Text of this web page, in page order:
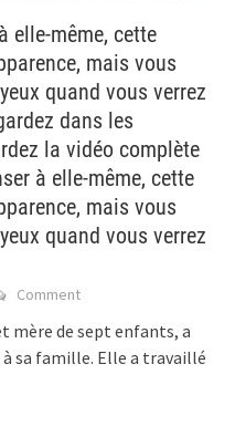
elle-même, cette
mais vous
quand vous verrez
dans les
la vidéo complète
à elle-même, cette
mais vous
quand vous verrez
Comment
mère de sept enfants, a
sa famille. Elle a travaillé